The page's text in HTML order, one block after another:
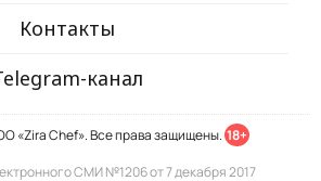
Контакты
канал
«Zira Chef». Все права защищены. 18+
СМИ №1206 от 7 декабря 2017